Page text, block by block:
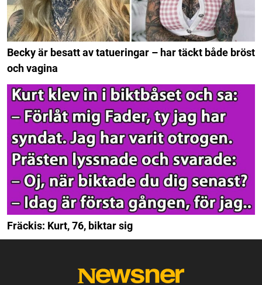
Becky är besatt av tatueringar – har täckt både bröst
och vagina
Fräckis: Kurt, 76, biktar sig